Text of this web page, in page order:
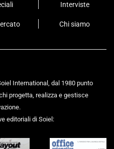
Interviste
Chi siamo
International, dal 1980 punto
progetta, realizza e gestisce
editoriali di Soiel: